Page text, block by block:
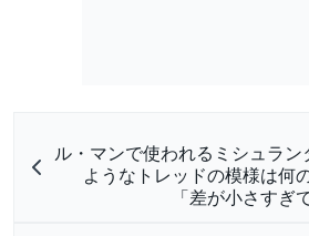
ル・マンで使われるミシュラ
ようなトレッドの模様は
「差が小さすぎ